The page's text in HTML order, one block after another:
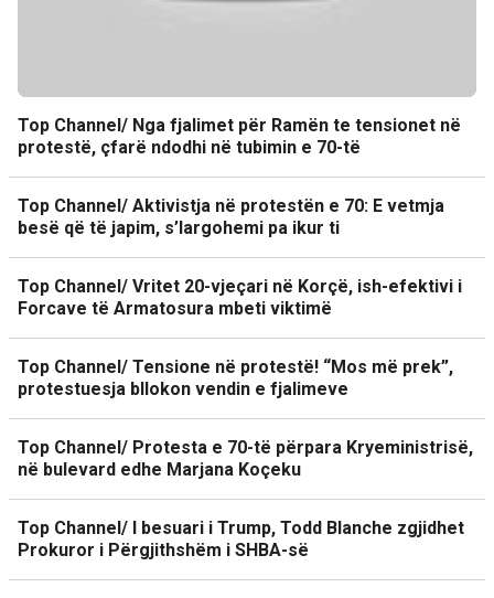
Top Channel/ Nga fjalimet për Ramën te tensionet në
protestë, çfarë ndodhi në tubimin e 70-të
Top Channel/ Aktivistja në protestën e 70: E vetmja
besë që të japim, s’largohemi pa ikur ti
Top Channel/ Vritet 20-vjeçari në Korçë, ish-efektivi i
Forcave të Armatosura mbeti viktimë
Top Channel/ Tensione në protestë! “Mos më prek”,
protestuesja bllokon vendin e fjalimeve
Top Channel/ Protesta e 70-të përpara Kryeministrisë,
në bulevard edhe Marjana Koçeku
Top Channel/ I besuari i Trump, Todd Blanche zgjidhet
Prokuror i Përgjithshëm i SHBA-së